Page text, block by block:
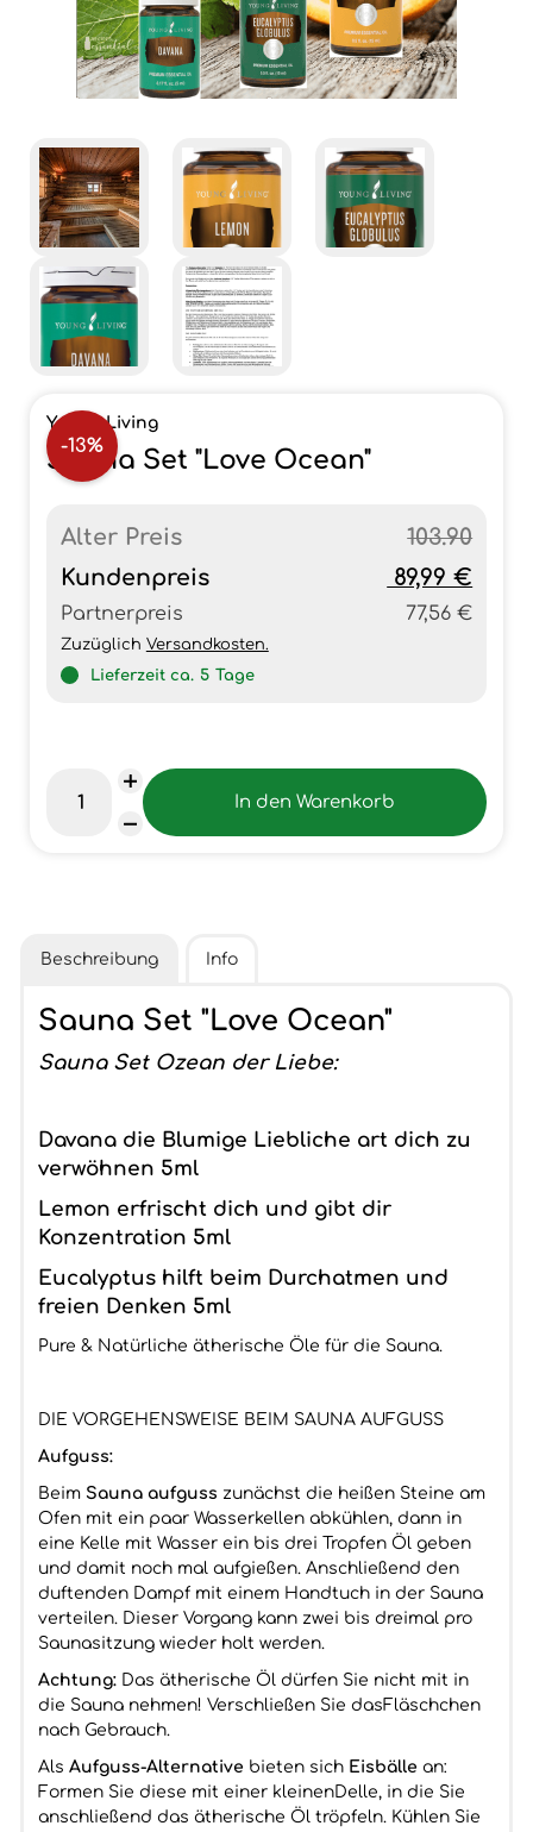
-13%
Young Living
Sauna Set "Love Ocean"
Alter Preis
103.90
Kundenpreis
89,99 €
Partnerpreis 77,56 €
Zuzüglich Versandkosten.
Lieferzeit ca. 5 Tage
Beschreibung Info
Sauna Set "Love Ocean"
Sauna Set Ozean der Liebe:
Davana die Blumige Liebliche art dich zu
verwöhnen 5ml
Lemon erfrischt dich und gibt dir
Konzentration 5ml
Eucalyptus hilft beim Durchatmen und
freien Denken 5ml
Pure & Natürliche ätherische Öle für die Sauna.
DIE VORGEHENSWEISE BEIM SAUNA AUFGUSS
Aufguss:
Beim Sauna aufguss zunächst die heißen Steine am
Ofen mit ein paar Wasserkellen abkühlen, dann in
eine Kelle mit Wasser ein bis drei Tropfen Öl geben
und damit noch mal aufgießen. Anschließend den
duftenden Dampf mit einem Handtuch in der Sauna
verteilen. Dieser Vorgang kann zwei bis dreimal pro
Saunasitzung wieder holt werden.
Achtung:Das ätherische Öl dürfen Sie nicht mit in
die Sauna nehmen! Verschließen Sie dasFläschchen
nach Gebrauch.
Als Aufguss-Alternative bieten sich Eisbälle an:
Formen Sie diese mit einer kleinenDelle, in die Sie
anschließend das ätherische Öl tröpfeln. Kühlen Sie